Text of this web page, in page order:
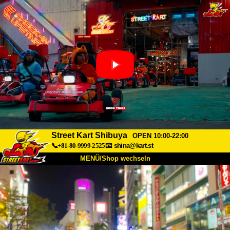
Street Kart Shibuya
OPEN 10:00-22:00
📞+81-80-9999-2525📧 shina@kart.st
MENÜ/Shop wechseln
START
Über uns Spezifikationen Preise
Anfahrt Bewertungen FAQ